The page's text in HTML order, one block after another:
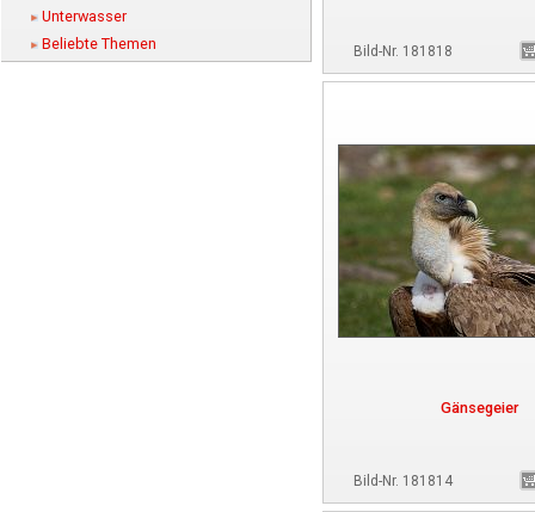
Unterwasser
Beliebte Themen
Bild-Nr. 181818
Gänsegeier
Bild-Nr. 181814